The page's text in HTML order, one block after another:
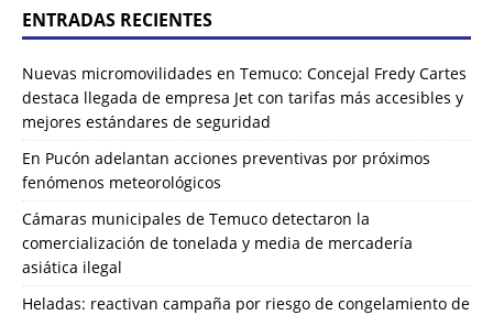
ENTRADAS RECIENTES
Nuevas micromovilidades en Temuco: Concejal Fredy Cartes
destaca llegada de empresa Jet con tarifas más accesibles y
mejores estándares de seguridad
En Pucón adelantan acciones preventivas por próximos
fenómenos meteorológicos
Cámaras municipales de Temuco detectaron la
comercialización de tonelada y media de mercadería
asiática ilegal
Heladas: reactivan campaña por riesgo de congelamiento de